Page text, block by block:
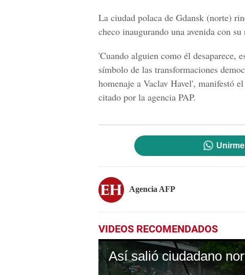
La ciudad polaca de Gdansk (norte)
checo inaugurando una avenida con su
'Cuando alguien como él desaparece,
símbolo de las transformaciones
homenaje a Vaclav Havel', manifestó
citado por la agencia PAP.
Agencia AFP
VIDEOS RECOMENDADOS